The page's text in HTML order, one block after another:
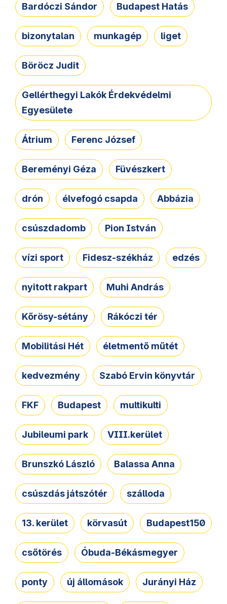
Bardóczi Sándor Budapest Hatás
bizonytalan munkagép liget
Böröcz Judit
Gellérthegyi Lakók Érdekvédelmi
Egyesülete
Átrium Ferenc József
Bereményi Géza Füvészkert
drón élvefogó csapda Abbázia
csúszdadomb Pion István
vízi sport Fidesz-székház edzés
nyitott rakpart Muhi András
Kőrösy-sétány Rákóczi tér
Mobilitási Hét életmentő műtét
kedvezmény Szabó Ervin könyvtár
FKF Budapest multikulti
Jubileumi park VIII.kerület
Brunszkó László Balassa Anna
csúszdás játszótér szálloda
13. kerület körvasút Budapest150
csőtörés Óbuda-Békásmegyer
ponty új állomások Jurányi Ház